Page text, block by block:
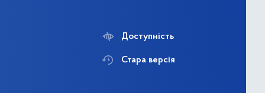
Доступність
Стара версія